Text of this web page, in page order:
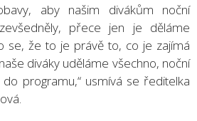
aby našim divákům noční
přece jen je děláme
se, že to je právě to, co je zajímá
diváky uděláme všechno, noční
programu,“ usmívá se ředitelka